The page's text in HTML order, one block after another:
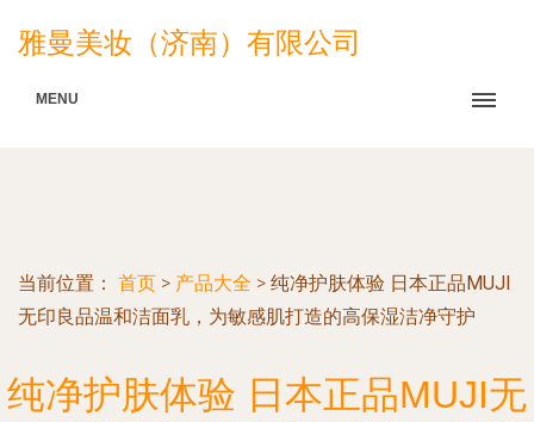
雅曼美妆（济南）有限公司
MENU
当前位置： 首页 > 产品大全 > 纯净护肤体验 日本正品MUJI
无印良品温和洁面乳，为敏感肌打造的高保湿洁净守护
纯净护肤体验 日本正品MUJI无